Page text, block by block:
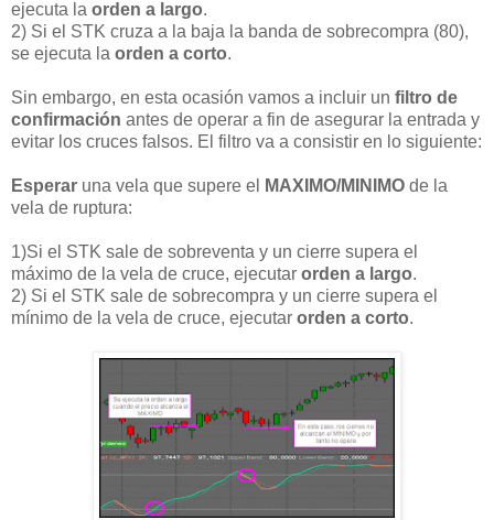
ejecuta la orden a largo.
2) Si el STK cruza a la baja la banda de sobrecompra (80),
se ejecuta la orden a corto.
Sin embargo, en esta ocasión vamos a incluir un filtro de
confirmación antes de operar a fin de asegurar la entrada y
evitar los cruces falsos. El filtro va a consistir en lo siguiente:
Esperar una vela que supere el MAXIMO/MINIMO de la
vela de ruptura:
1)Si el STK sale de sobreventa y un cierre supera el
máximo de la vela de cruce, ejecutar orden a largo.
2) Si el STK sale de sobrecompra y un cierre supera el
mínimo de la vela de cruce, ejecutar orden a corto.